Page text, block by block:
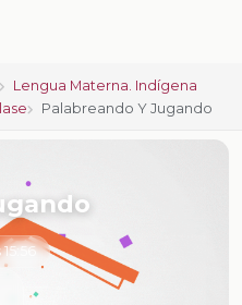
Lengua Materna. Indígena
Palabreando Y Jugando